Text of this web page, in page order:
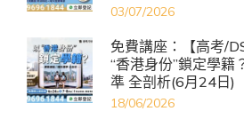
03/07/2026
免費講座：【高考/
“香港身份”鎖定學籍
準 全剖析(6月24日)
18/06/2026